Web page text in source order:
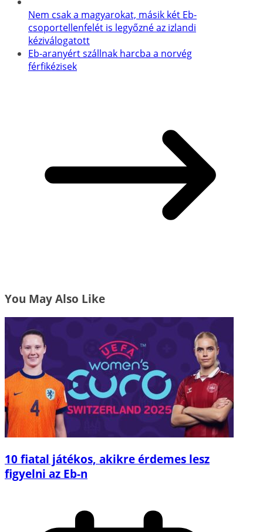
Nem csak a magyarokat, másik két Eb-
csoportellenfelét is legyőzné az izlandi
kéziválogatott
Eb-aranyért szállnak harcba a norvég
férfikézisek
You May Also Like
10 fiatal játékos, akikre érdemes lesz
figyelni az Eb-n